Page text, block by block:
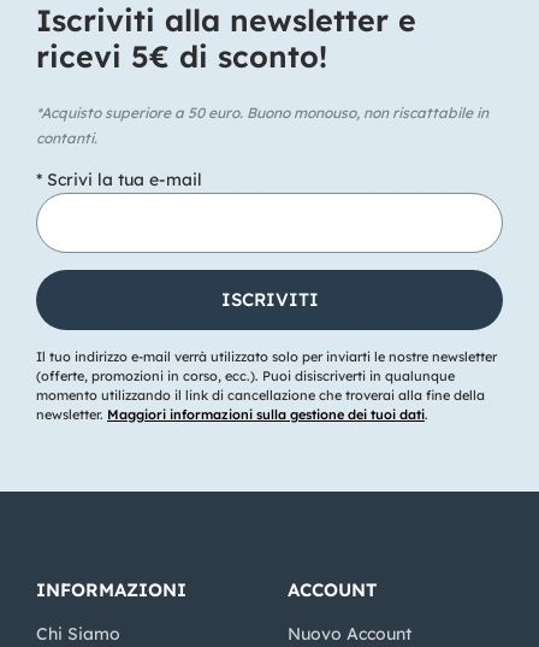
Iscriviti alla newsletter e
ricevi 5€ di sconto!​
*Acquisto superiore a 50 euro. Buono monouso, non riscattabile in
contanti.
* Scrivi la tua e-mail
Il tuo indirizzo e-mail verrà utilizzato solo per inviarti le nostre newsletter
(offerte, promozioni in corso, ecc.). Puoi disiscriverti in qualunque
momento utilizzando il link di cancellazione che troverai alla fine della
newsletter. Maggiori informazioni sulla gestione dei tuoi dati.
INFORMAZIONI
Chi Siamo
ACCOUNT
Nuovo Account